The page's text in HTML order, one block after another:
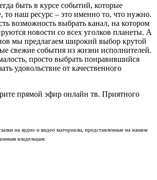
быть в курсе событий, которые
то наш ресурс – это именно то, что нужно.
возможность выбрать канал, на котором
новости со всех уголков планеты. А
мы предлагаем широкий выбор крутой
свежие события из жизни исполнителей.
просто выбрать понравившийся
удовольствие от качественного
прямой эфир онлайн тв. Приятного
на аудио и видео материалы, представленные на нашем
владельцам.